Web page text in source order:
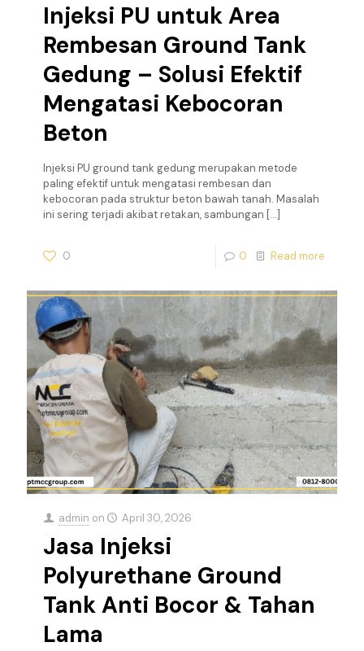
Injeksi PU untuk Area
Rembesan Ground Tank
Gedung – Solusi Efektif
Mengatasi Kebocoran
Beton
Injeksi PU ground tank gedung merupakan metode
paling efektif untuk mengatasi rembesan dan
kebocoran pada struktur beton bawah tanah. Masalah
ini sering terjadi akibat retakan, sambungan […]
0 0 Read more
admin on April 30, 2026
Jasa Injeksi
Polyurethane Ground
Tank Anti Bocor & Tahan
Lama